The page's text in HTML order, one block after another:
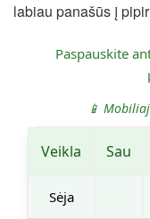
labiau panašūs į
Paspauskite
📱
Veikla Sau
Sėja